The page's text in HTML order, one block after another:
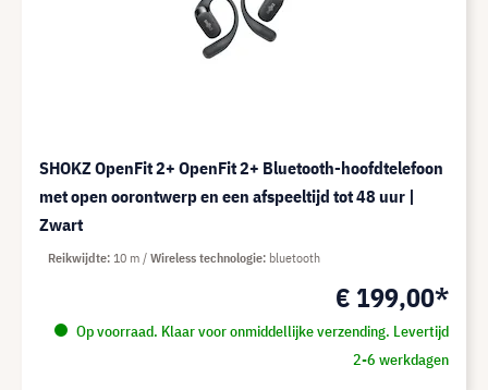
SHOKZ OpenFit 2+ OpenFit 2+ Bluetooth-hoofdtelefoon
met open oorontwerp en een afspeeltijd tot 48 uur |
Zwart
€ 199,00*
Op voorraad. Klaar voor onmiddellijke verzending. Levertijd
2-6 werkdagen
Reikwijdte 10 m Wireless technologie bluetooth